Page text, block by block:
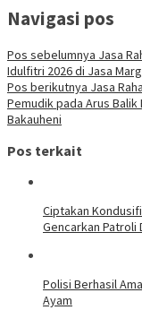
Navigasi pos
Pos sebelumnya Jasa
Idulfitri 2026 di Jasa
Pos berikutnya Jasa
Pemudik pada Arus
Bakauheni
Pos terkait
Ciptakan
Gencarkan Patroli
Polisi Berhasil
Ayam